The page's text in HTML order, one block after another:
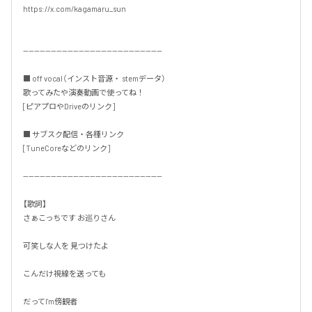
https://x.com/kagamaru_sun
--------------------------------------------------
■ off vocal（インスト音源・ stemデータ）
歌ってみたや演奏動画で使ってね！
[ピアプロやDriveのリンク]
■ サブスク配信・各種リンク
[TuneCoreなどのリンク]
--------------------------------------------------
【歌詞】
さぁこっちです お巡りさん
可笑しな人を 見つけたよ
こんだけ視線を送っても
だってI'm傍観者